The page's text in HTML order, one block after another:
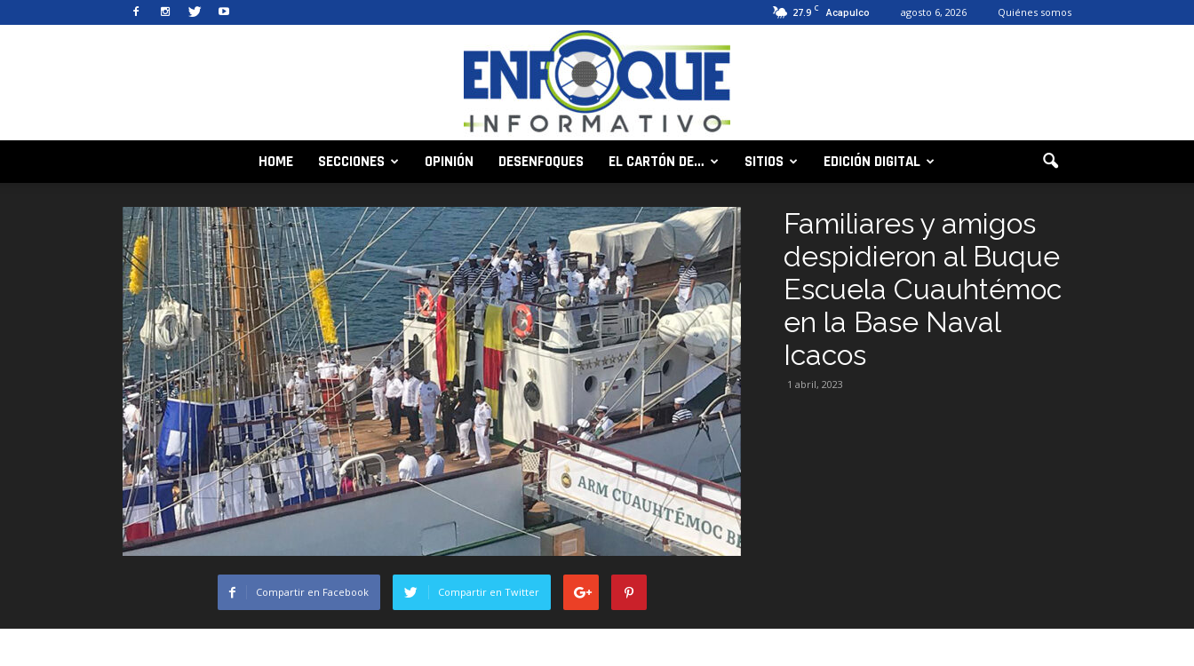
27.9 C Acapulco agosto 6, 2026 Quiénes somos
Informativo
HOME SECCIONES OPINIÓN DESENFOQUES EL CARTÓN DE… SITIOS EDICIÓN DIGITAL
Familiares y amigos
despidieron al Buque
Escuela Cuauhtémoc
en la Base Naval
Icacos
1 abril, 2023
Compartir en Facebook Compartir en Twitter